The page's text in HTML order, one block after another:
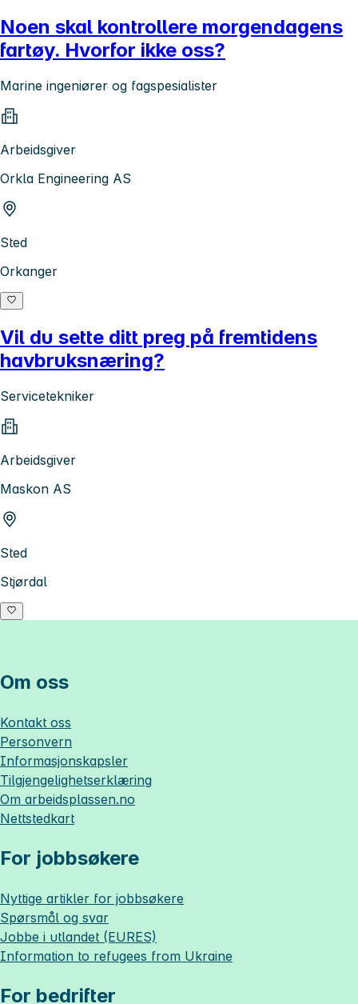
Noen skal kontrollere morgendagens
fartøy. Hvorfor ikke oss?
Marine ingeniører og fagspesialister
Arbeidsgiver
Orkla Engineering AS
Sted
Orkanger
Vil du sette ditt preg på fremtidens
havbruksnæring?
Servicetekniker
Arbeidsgiver
Maskon AS
Sted
Stjørdal
Om oss
Kontakt oss
Personvern
Informasjonskapsler
Tilgjengelighetserklæring
Om arbeidsplassen.no
Nettstedkart
For jobbsøkere
Nyttige artikler for jobbsøkere
Spørsmål og svar
Jobbe i utlandet (EURES)
Information to refugees from Ukraine
For bedrifter